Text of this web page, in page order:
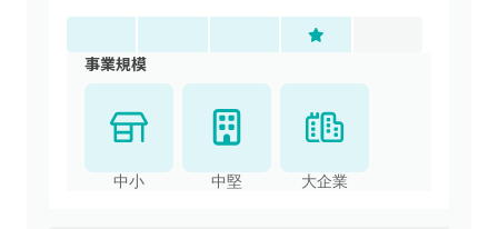
事業規模
中小 中堅 大企業